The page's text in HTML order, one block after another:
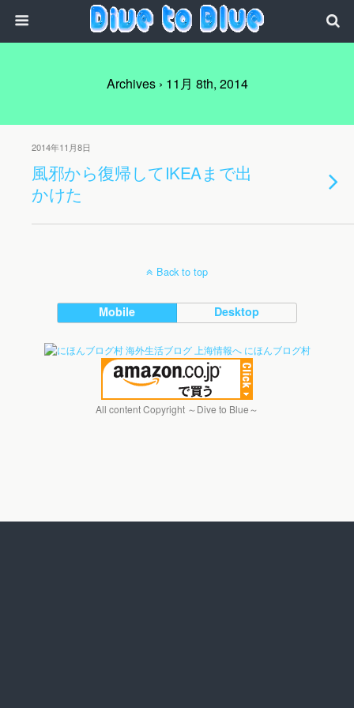
Archives › 11月 8th, 2014
2014年11月8日
風邪から復帰してIKEAまで出
かけた
Back to top
Mobile Desktop
にほんブログ村
All content Copyright ～Dive to Blue～